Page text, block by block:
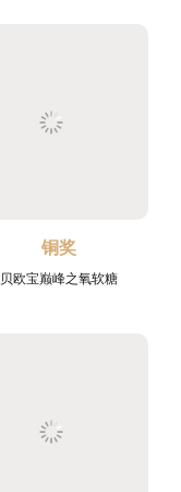
铜奖
贝欧宝巅峰之氧软糖